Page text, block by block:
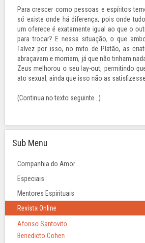
Para crescer como pessoas e espíritos
só existe onde há diferença, pois onde
um oferece é exatamente igual ao que o
para trocar? E nessa situação, o que
Talvez por isso, no mito de Platão, as
abraçavam e morriam, já que não tinham
Zeus melhorou o seu lay-out, permitindo
ato sexual, ainda que isso não as
(Continua no texto seguinte...)
Sub Menu
Companhia do Amor
Especiais
Mentores Espirituais
Revista Online
Afonso Santovito
Benedicto Cohen